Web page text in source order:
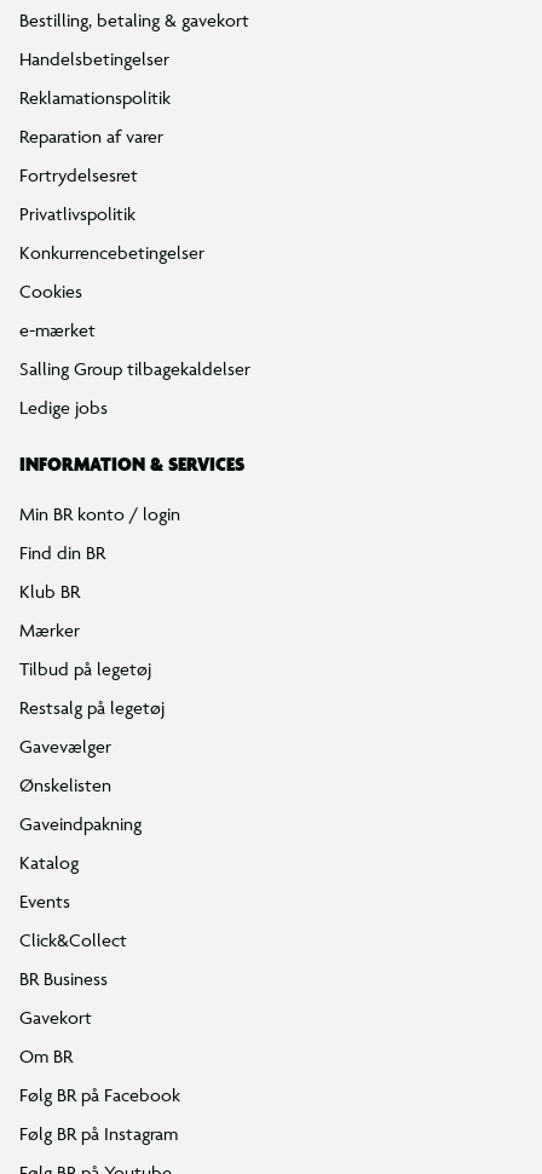
Bestilling, betaling & gavekort
Handelsbetingelser
Reklamationspolitik
Reparation af varer
Fortrydelsesret
Privatlivspolitik
Konkurrencebetingelser
Cookies
e-mærket
Salling Group tilbagekaldelser
Ledige jobs
INFORMATION & SERVICES
Min BR konto / login
Find din BR
Klub BR
Mærker
Tilbud på legetøj
Restsalg på legetøj
Gavevælger
Ønskelisten
Gaveindpakning
Katalog
Events
Click&Collect
BR Business
Gavekort
Om BR
Følg BR på Facebook
Følg BR på Instagram